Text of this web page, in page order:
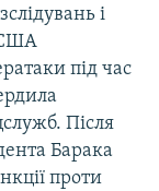
і
США
під час
Після
Барака
проти